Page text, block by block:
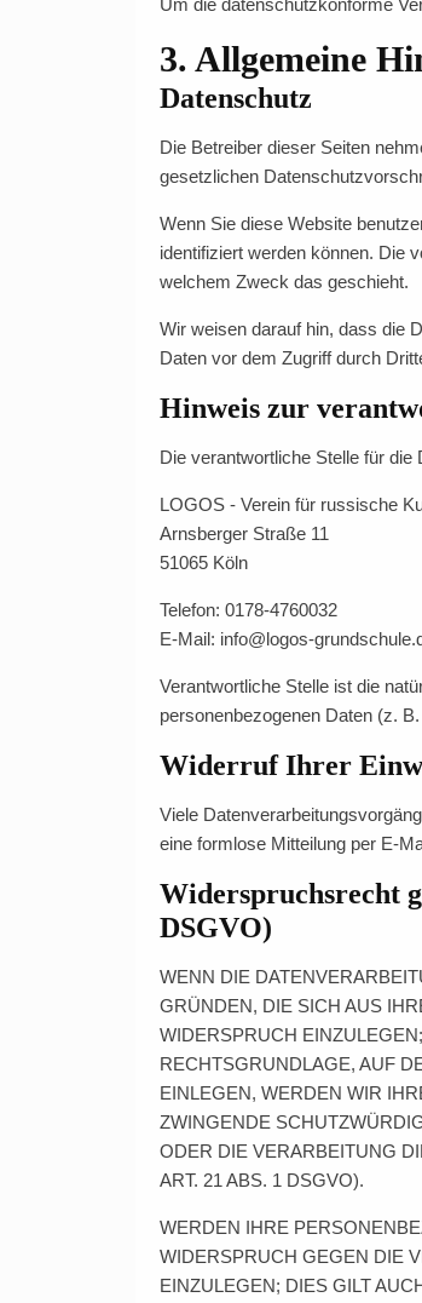
Um die datenschutzkonforme
3. Allgemeine
Datenschutz
Die Betreiber dieser Seiten
gesetzlichen
Wenn Sie diese Website
identifiziert werden können. Die
welchem Zweck das geschieht.
Wir weisen darauf hin, dass die
Daten vor dem Zugriff durch
Hinweis zur
Die verantwortliche Stelle für die
LOGOS - Verein für russische
Arnsberger Straße 11
51065 Köln
Telefon: 0178-4760032
E-Mail: info@logos-
Verantwortliche Stelle ist die
personenbezogenen Daten (z.
Widerruf Ihrer
Viele
eine formlose Mitteilung per E-
Widerspruchsrecht
DSGVO)
WENN DIE
GRÜNDEN, DIE SICH AUS
WIDERSPRUCH
RECHTSGRUNDLAGE, AUF
EINLEGEN, WERDEN WIR
ZWINGENDE
ODER DIE VERARBEITUNG
ART. 21 ABS. 1 DSGVO).
WERDEN IHRE
WIDERSPRUCH GEGEN DIE
EINZULEGEN; DIES GILT